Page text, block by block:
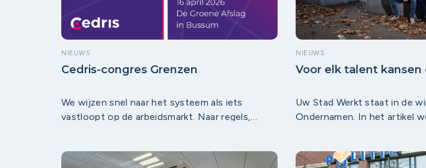
Schoonhoven.
NIEUWS
Cedris-congres Grenzen
We wijzen snel naar het systeem als iets
vastloopt op de arbeidsmarkt. Naar regels,
van onszelf. Het krijgt elke dag vorm door hoe
NIEUWS
Voor elk talent kansen
Uw Stad Werkt staat in de
Ondernamen. In het artikel
werkgevers en talent